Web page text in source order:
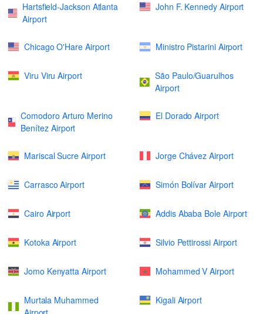
Hartsfield-Jackson Atlanta
Airport
John F. Kennedy Airport
Chicago O'Hare Airport Ministro Pistarini Airport
Viru Viru Airport
São Paulo/Guarulhos
Airport
Comodoro Arturo Merino
Benítez Airport
El Dorado Airport
Mariscal Sucre Airport Jorge Chávez Airport
Carrasco Airport Simón Bolívar Airport
Cairo Airport Addis Ababa Bole Airport
Kotoka Airport Silvio Pettirossi Airport
Jomo Kenyatta Airport Mohammed V Airport
Murtala Muhammed
Kigali Airport